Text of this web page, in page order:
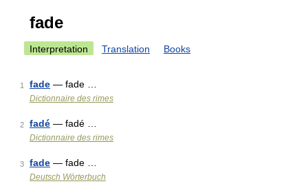
fade
Interpretation Translation Books
1 fade — fade …
Dictionnaire des rimes
2 fadé — fadé …
Dictionnaire des rimes
3 fade — fade …
Deutsch Wörterbuch